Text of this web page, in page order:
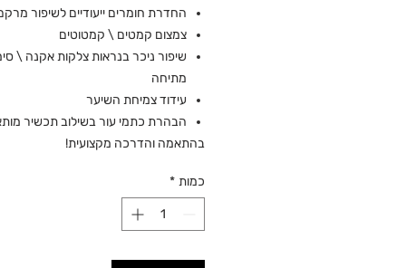
החדרת חומרים ייעודיים לשיפור
צמצום קמטים \ קמטוטים
שיפור ניכר בנראות צלקות אקנה \
מתיחה
עידוד צמיחת השיער
הבהרת כתמי עור בשילוב תכשיר
בהתאמה והדרכה מקצועית!
כמות *